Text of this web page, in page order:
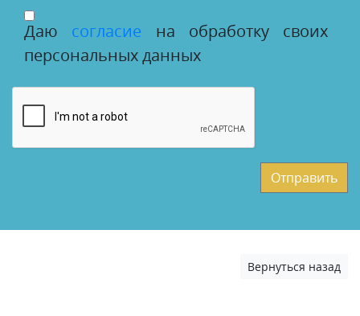
Даю согласие на обработку своих
персональных данных
Отправить
Вернуться назад